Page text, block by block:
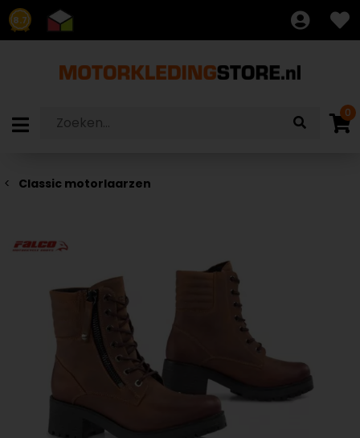
8.7
0
Classic motorlaarzen